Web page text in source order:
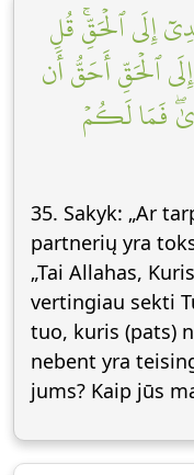
إِلَى ٱلۡحَقِّۚ قُلِ
ٱلۡحَقِّ أَحَقُّ أَن
فَمَا لَكُمۡ
35. Sakyk: „Ar
partnerių yra
„Tai Allahas,
vertingiau sekti
tuo, kuris (pats)
nebent yra
jums? Kaip jūs